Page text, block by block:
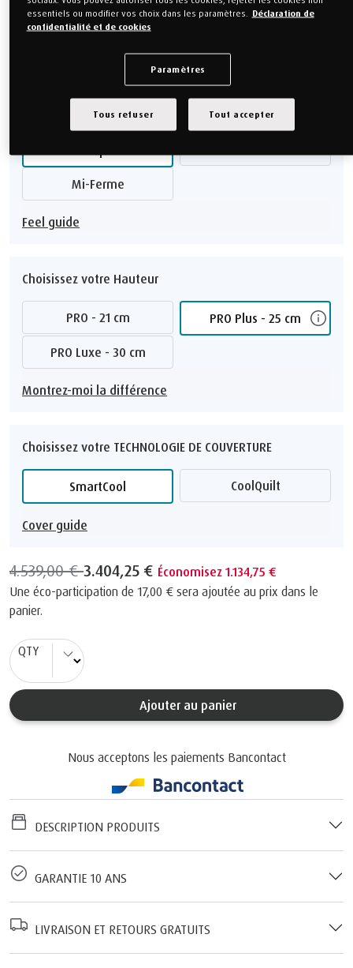
200 x 210 cm 200 x 220 cm
Guide des dimensions Montrer moins SIZES
Choisissez votre Feel
Mi-Ferme
Feel guide
Choisissez votre Hauteur
PRO - 21 cm PRO Plus - 25 cm
PRO Luxe - 30 cm
Montrez-moi la différence
Choisissez votre TECHNOLOGIE DE COUVERTURE
SmartCool CoolQuilt
Cover guide
4.539,00 €3.404,25 € Économisez 1.134,75 €
Une éco-participation de 17,00 € sera ajoutée au prix dans le
panier.
QTY
Ajouter au panier
Nous acceptons les paiements Bancontact
DESCRIPTION PRODUITS
GARANTIE 10 ANS
LIVRAISON ET RETOURS GRATUITS
essentiels ou modifier vos choix dans les paramètres.
Déclaration de
confidentialité et de cookies
Paramètres
Tous refuser Tout accepter